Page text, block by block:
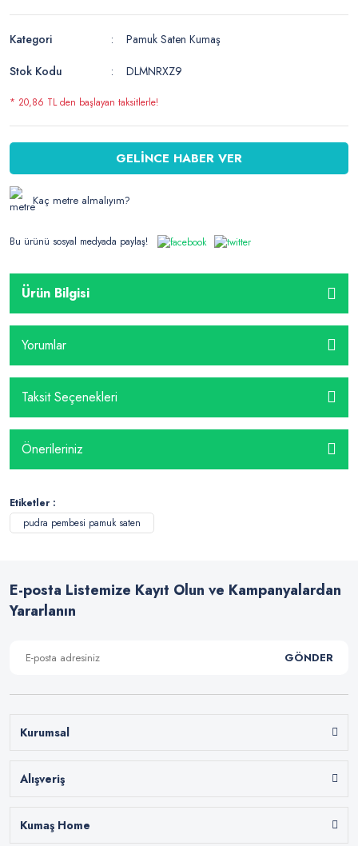
Kategori
Pamuk Saten Kumaş
Stok Kodu
DLMNRXZ9
* 20,86 TL den başlayan taksitlerle!
GELİNCE HABER VER
Kaç metre almalıyım?
Bu ürünü sosyal medyada paylaş!
Ürün Bilgisi
Yorumlar
Taksit Seçenekleri
Önerileriniz
Etiketler :
pudra pembesi pamuk saten
E-posta Listemize Kayıt Olun ve Kampanyalardan
Yararlanın
GÖNDER
Kurumsal
Alışveriş
Kumaş Home